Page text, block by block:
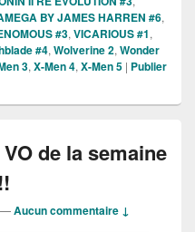
BY JAMES HARREN #6,
#3, VICARIOUS #1,
#4, Wolverine 2, Wonder
3, X-Men 4, X-Men 5 | Publier
de la semaine
—Aucun commentaire ↓